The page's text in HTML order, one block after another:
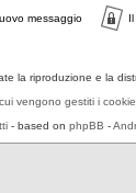
messaggio
la riproduzione e la
vengono gestiti i cookie.
- based on phpBB -